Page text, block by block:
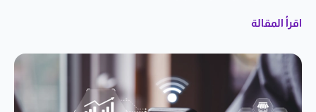
اقرأ المقالة